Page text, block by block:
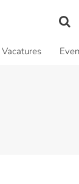
Vacatures